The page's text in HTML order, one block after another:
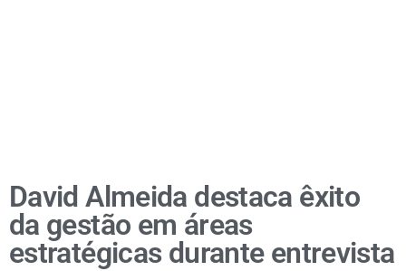
David Almeida destaca êxito
da gestão em áreas
estratégicas durante entrevista